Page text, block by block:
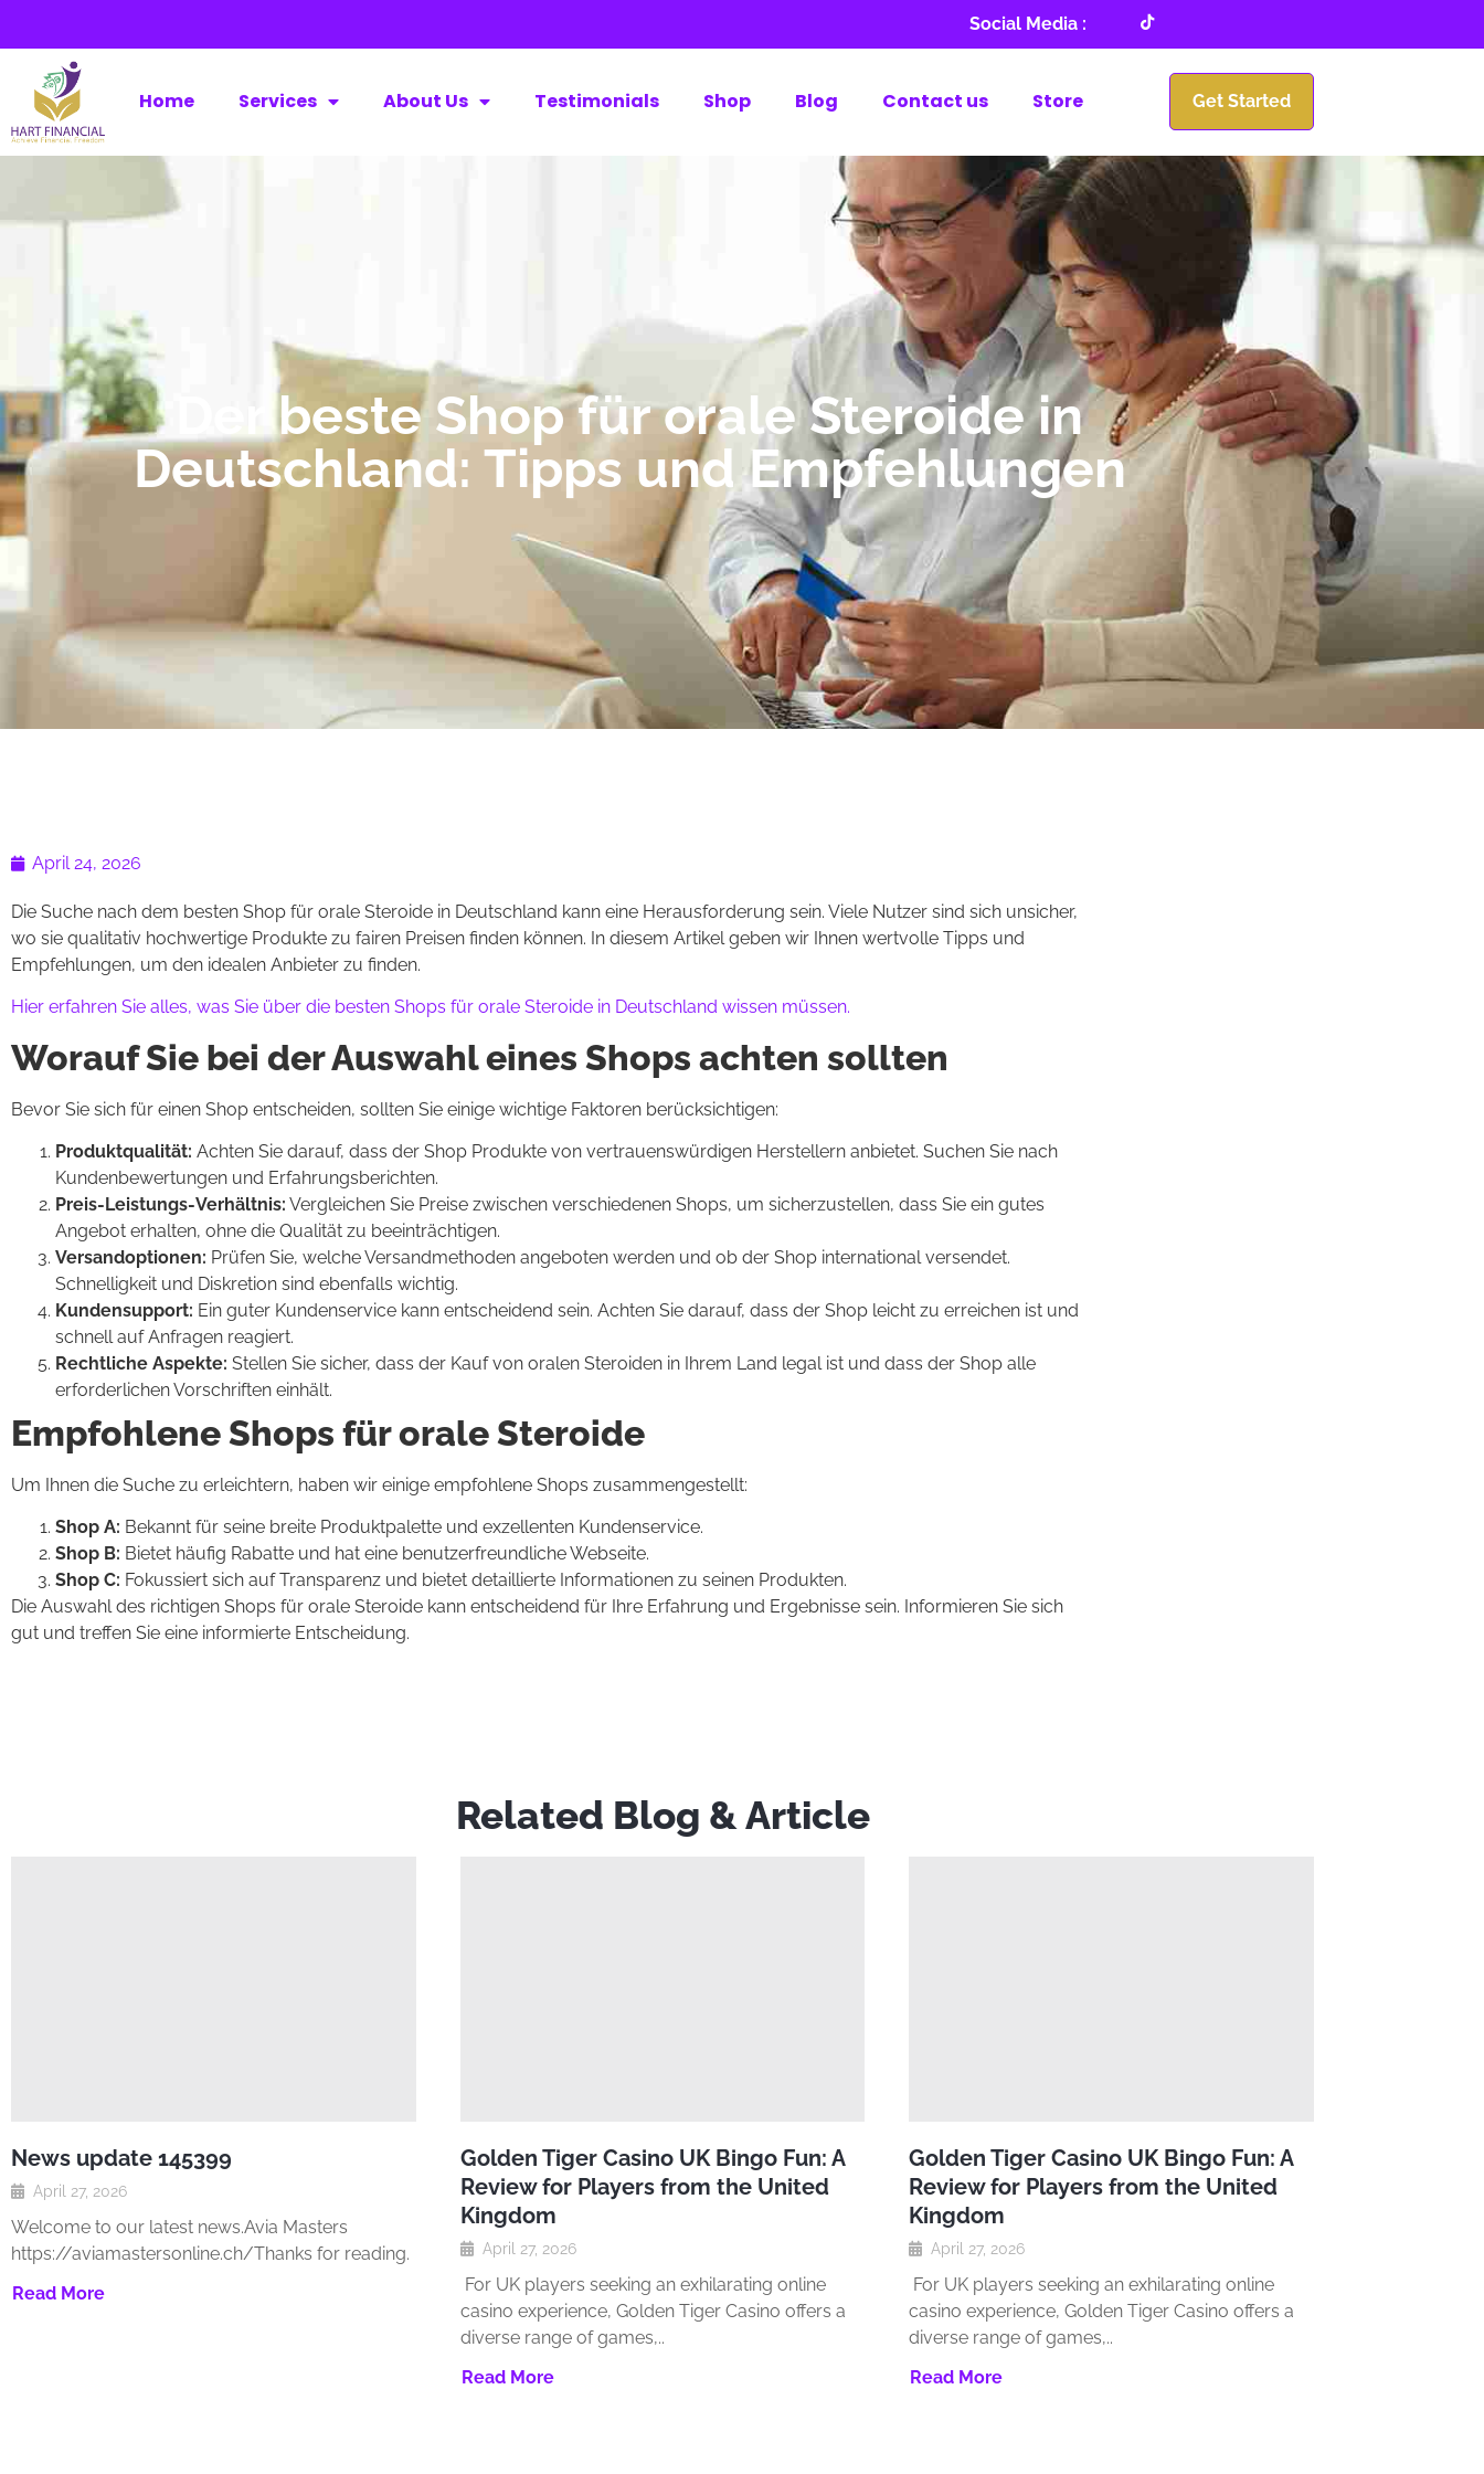
Social Media :
Home Services About Us Testimonials Shop Blog Contact us Store Get Started
Der beste Shop für orale Steroide in
Deutschland: Tipps und Empfehlungen
April 24, 2026
Die Suche nach dem besten Shop für orale Steroide in Deutschland kann eine Herausforderung sein. Viele Nutzer sind sich unsicher,
wo sie qualitativ hochwertige Produkte zu fairen Preisen finden können. In diesem Artikel geben wir Ihnen wertvolle Tipps und
Empfehlungen, um den idealen Anbieter zu finden.
Hier erfahren Sie alles, was Sie über die besten Shops für orale Steroide in Deutschland wissen müssen.
Worauf Sie bei der Auswahl eines Shops achten sollten
Bevor Sie sich für einen Shop entscheiden, sollten Sie einige wichtige Faktoren berücksichtigen:
Produktqualität: Achten Sie darauf, dass der Shop Produkte von vertrauenswürdigen Herstellern anbietet. Suchen Sie nach
Kundenbewertungen und Erfahrungsberichten.
Preis-Leistungs-Verhältnis: Vergleichen Sie Preise zwischen verschiedenen Shops, um sicherzustellen, dass Sie ein gutes
Angebot erhalten, ohne die Qualität zu beeinträchtigen.
Versandoptionen: Prüfen Sie, welche Versandmethoden angeboten werden und ob der Shop international versendet.
Schnelligkeit und Diskretion sind ebenfalls wichtig.
Kundensupport: Ein guter Kundenservice kann entscheidend sein. Achten Sie darauf, dass der Shop leicht zu erreichen ist und
schnell auf Anfragen reagiert.
Rechtliche Aspekte: Stellen Sie sicher, dass der Kauf von oralen Steroiden in Ihrem Land legal ist und dass der Shop alle
erforderlichen Vorschriften einhält.
Empfohlene Shops für orale Steroide
Um Ihnen die Suche zu erleichtern, haben wir einige empfohlene Shops zusammengestellt:
Shop A: Bekannt für seine breite Produktpalette und exzellenten Kundenservice.
Shop B: Bietet häufig Rabatte und hat eine benutzerfreundliche Webseite.
Shop C: Fokussiert sich auf Transparenz und bietet detaillierte Informationen zu seinen Produkten.
Die Auswahl des richtigen Shops für orale Steroide kann entscheidend für Ihre Erfahrung und Ergebnisse sein. Informieren Sie sich
gut und treffen Sie eine informierte Entscheidung.
Related Blog & Article
News update 145399
April 27, 2026
Welcome to our latest news.Avia Masters
https://aviamastersonline.ch/Thanks for reading.
Read More
Golden Tiger Casino UK Bingo Fun: A
Review for Players from the United
Kingdom
April 27, 2026
For UK players seeking an exhilarating online
casino experience‚ Golden Tiger Casino offers a
diverse range of games‚..
Read More
Golden Tiger Casino UK Bingo Fun: A
Review for Players from the United
Kingdom
April 27, 2026
For UK players seeking an exhilarating online
casino experience‚ Golden Tiger Casino offers a
diverse range of games‚..
Read More